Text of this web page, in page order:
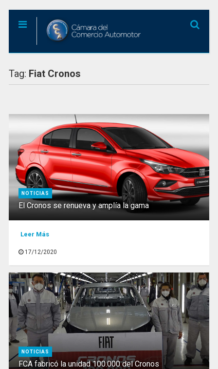
Tag: Fiat Cronos
NOTICIAS
El Cronos se renueva y amplía la gama
Leer Más
17/12/2020
NOTICIAS
FCA fabricó la unidad 100.000 del Cronos